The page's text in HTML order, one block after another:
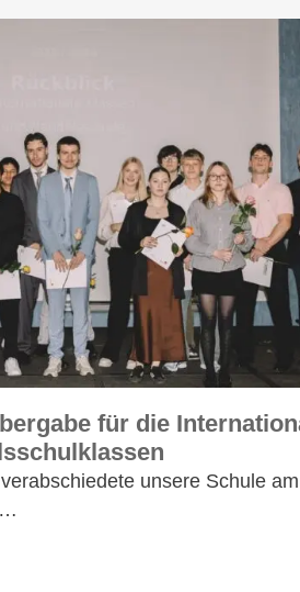
für die
unsere Schule
…